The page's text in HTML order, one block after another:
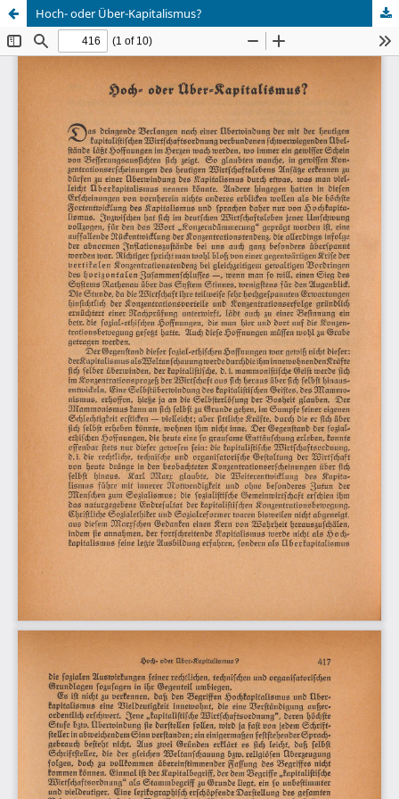
Hoch- oder Über-Kapitalismus?